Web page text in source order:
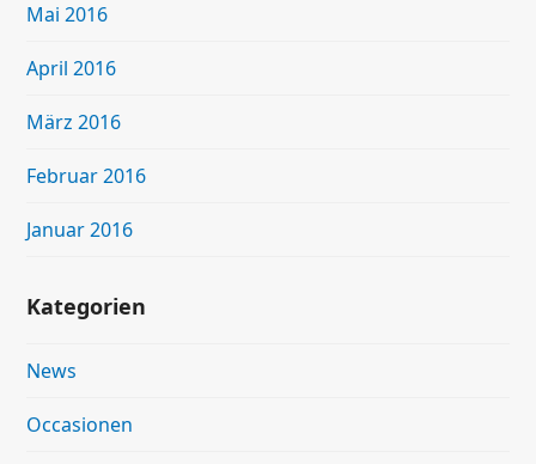
Mai 2016
April 2016
März 2016
Februar 2016
Januar 2016
Kategorien
News
Occasionen